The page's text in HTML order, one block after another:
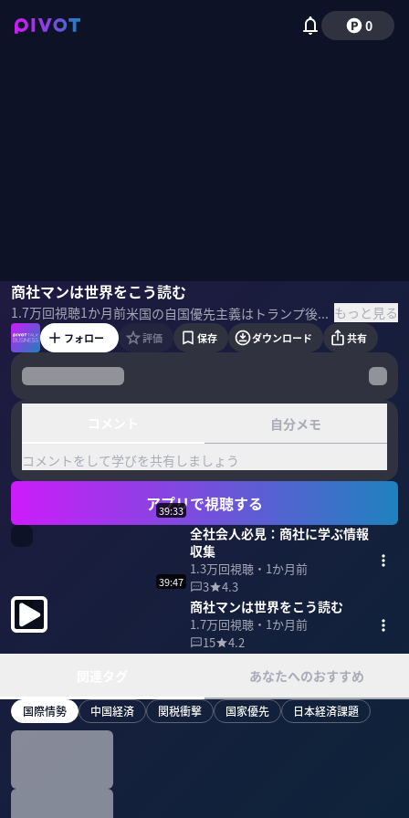
0
商社マンは世界をこう読む
1.7万回視聴1か月前 米国の自国優先主義はトランプ後も続く、中国の過小評価は危険、など今後の世界を見据える上で欠かせない5つの視点を解説する。元三菱商事調査部長で国際情勢アナリストの武居秀典氏に徹底解説してもらった。 ＜ゲスト＞ 武居秀典｜国際情勢アナリスト／元 三菱商事 調査部長 一橋大学卒業後、三菱商事入社。調査部長、三菱商事（中国）商業有限公司董事長兼総経理などを歴任。ハーバード大学大学院AMP修了。ロンドン・ニューヨーク・ヤンゴン・シンガポール・北京に計14年駐在し世界77カ国を訪問。23年退職後、企業向けアドバイザー・研修講師として活動。 ＜参考書籍＞ 『海外経験ゼロの私に、世界と経済をイチから教えてください！』 武居秀典（著）東洋経済新報社（刊） もっと見る
武居秀典小手森千紗
フォロー 評価 保存 ダウンロード 共有
自分メモ
コメントをして学びを共有しましょう
アプリで視聴する
39:33
全社会人必見：商社に学ぶ情報
収集
1.3万回視聴・ 1か月前
3
4.3
39:47
商社マンは世界をこう読む
1.7万回視聴・ 1か月前
15
4.2
あなたへのおすすめ
国際情勢 中国経済 関税衝撃 国家優先 日本経済課題